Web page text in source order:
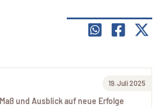
19. Juli 2025
und Ausblick auf neue Erfolge